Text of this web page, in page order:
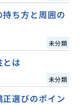
ち方と周囲の
未分類
は
未分類
選びのポイン